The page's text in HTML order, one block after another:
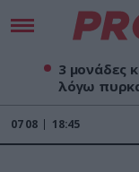
3 μονάδες
λόγω
07 08 18:45